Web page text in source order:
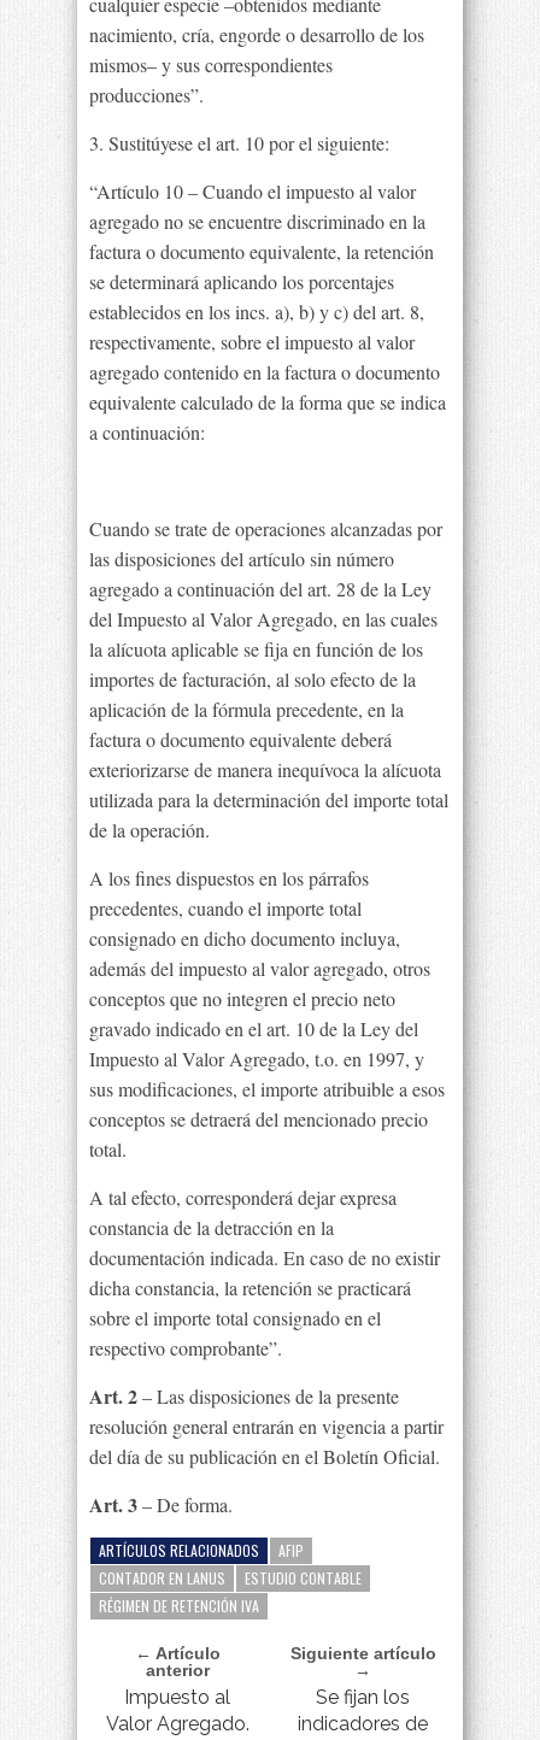
nacimiento, cría, engorde o desarrollo de los
mismos– y sus correspondientes
producciones”.
3. Sustitúyese el art. 10 por el siguiente:
“Artículo 10 – Cuando el impuesto al valor
agregado no se encuentre discriminado en la
factura o documento equivalente, la retención
se determinará aplicando los porcentajes
establecidos en los incs. a), b) y c) del art. 8,
respectivamente, sobre el impuesto al valor
agregado contenido en la factura o documento
equivalente calculado de la forma que se indica
a continuación:
Cuando se trate de operaciones alcanzadas por
las disposiciones del artículo sin número
agregado a continuación del art. 28 de la Ley
del Impuesto al Valor Agregado, en las cuales
la alícuota aplicable se fija en función de los
importes de facturación, al solo efecto de la
aplicación de la fórmula precedente, en la
factura o documento equivalente deberá
exteriorizarse de manera inequívoca la alícuota
utilizada para la determinación del importe total
de la operación.
A los fines dispuestos en los párrafos
precedentes, cuando el importe total
consignado en dicho documento incluya,
además del impuesto al valor agregado, otros
conceptos que no integren el precio neto
gravado indicado en el art. 10 de la Ley del
Impuesto al Valor Agregado, t.o. en 1997, y
sus modificaciones, el importe atribuible a esos
conceptos se detraerá del mencionado precio
total.
A tal efecto, corresponderá dejar expresa
constancia de la detracción en la
documentación indicada. En caso de no existir
dicha constancia, la retención se practicará
sobre el importe total consignado en el
respectivo comprobante”.
Art. 2– Las disposiciones de la presente
resolución general entrarán en vigencia a partir
del día de su publicación en el Boletín Oficial.
Art. 3– De forma.
ARTÍCULOS RELACIONADOS
AFIP
CONTADOR EN LANUS
ESTUDIO CONTABLE
RÉGIMEN DE RETENCIÓN IVA
← Artículo
anterior
Impuesto al
Valor Agregado.
Siguiente artículo
→
Se fijan los
indicadores de